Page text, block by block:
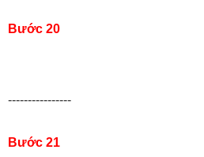
Bước 20
----------------
Bước 21